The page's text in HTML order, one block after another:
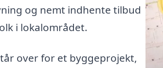
og nemt indhente tilbud
i lokalområdet.
over for et byggeprojekt,